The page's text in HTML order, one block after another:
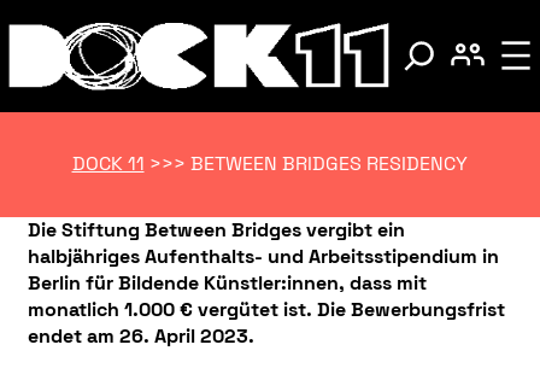
DOCK 11 >>> BETWEEN BRIDGES RESIDENCY
Die Stiftung Between Bridges vergibt ein
halbjähriges Aufenthalts- und Arbeitsstipendium in
Berlin für Bildende Künstler:innen, dass mit
monatlich 1.000 € vergütet ist. Die Bewerbungsfrist
endet am 26. April 2023.